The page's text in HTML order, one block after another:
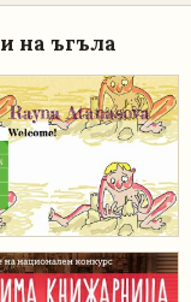
на ъгъла